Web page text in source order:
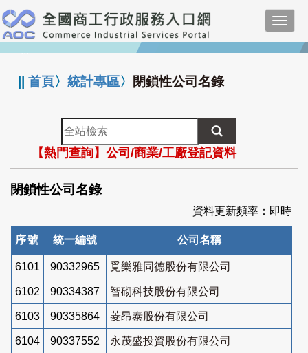
跳
到
主
要
:::
||首頁〉統計專區〉 閉鎖性公司名錄
全
站
檢
索
【熱門查詢】公司/商業/工廠登記資料
閉鎖性公司名錄
資料更新頻率：即時
序號 統一編號 公司名稱
6101 90332965 覓樂雅同德股份有限公司
6102 90334387 智砌科技股份有限公司
6103 90335864 菱昂泰股份有限公司
6104 90337552 永茂盛投資股份有限公司